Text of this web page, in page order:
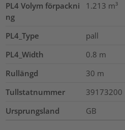
PL4 Volym förpackni
ng
1.213 m³
PL4_Type
pall
PL4_Width
0.8 m
Rullängd
30 m
Tullstatnummer
39173200
Ursprungsland
GB